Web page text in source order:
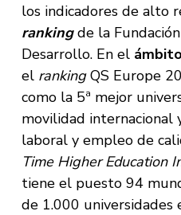
los indicadores de alto
ranking de la
Desarrollo. En el
el rankingQS Europe
como la 5ª mejor
movilidad internacional
laboral y empleo de
Time Higher Education
tiene el puesto 94
de 1.000 universidades